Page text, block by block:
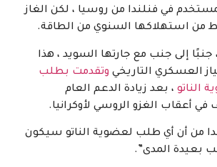
في فنلندا من روسيا ، لكن الغاز
إلى جنب مع جارتها السويد ، هذا
العسكري التاريخي وتقدمت بطلب
الناتو ، بعد زيادة الدعم العام
أعقاب الغزو الروسي لأوكرانيا.
من أن أي طلب لعضوية الناتو سيكون
بعيدة المدى”.